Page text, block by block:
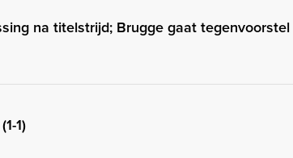
na titelstrijd; Brugge gaat tegenvoorstel
1)